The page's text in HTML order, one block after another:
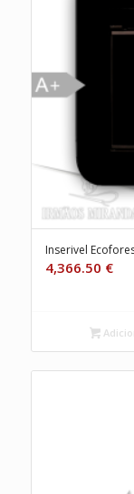
Inserivel
4,366.50 €